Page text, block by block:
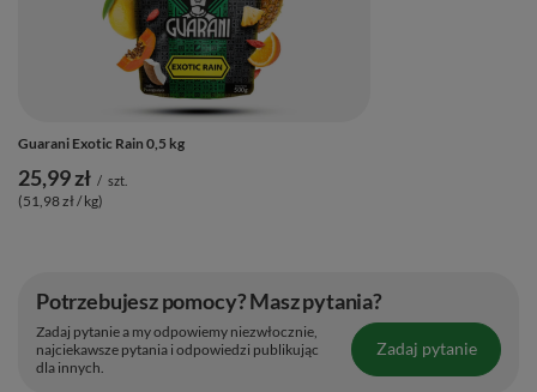
Guarani Exotic Rain 0,5 kg
25,99 zł / szt.
(51,98 zł / kg)
Potrzebujesz pomocy? Masz pytania?
Zadaj pytanie a my odpowiemy niezwłocznie,
najciekawsze pytania i odpowiedzi publikując
dla innych.
Zadaj pytanie